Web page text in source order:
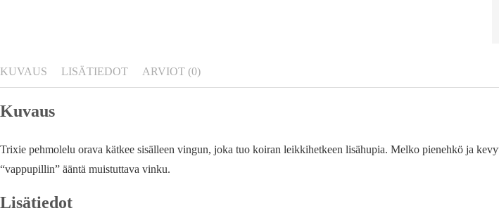
KUVAUS LISÄTIEDOT ARVIOT (0)
Kuvaus
Trixie pehmolelu orava kätkee sisälleen vingun, joka tuo koiran leikkihetkeen lisähupia. Melko pienehkö ja
“vappupillin” ääntä muistuttava vinku.
Lisätiedot